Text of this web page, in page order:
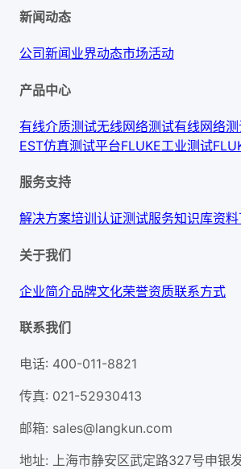
新闻动态
公司新闻业界动态市场活动
产品中心
有线介质测试无线网络测试有线网络
EST仿真测试平台FLUKE工业测试
服务支持
解决方案培训认证测试服务知识库资
关于我们
企业简介品牌文化荣誉资质联系方式
联系我们
电话: 400-011-8821
传真: 021-52930413
邮箱: sales@langkun.com
地址: 上海市静安区武定路327号申银